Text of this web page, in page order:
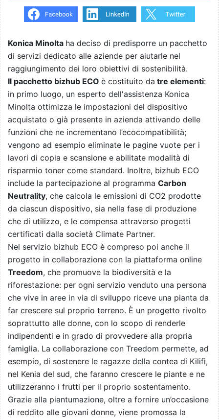
Konica Minolta ha deciso di predisporre un pacchetto
di servizi dedicato alle aziende per aiutarle nel
raggiungimento dei loro obiettivi di sostenibilità.
Il pacchetto bizhub ECO è costituito da tre elementi:
in primo luogo, un esperto dell'assistenza Konica
Minolta ottimizza le impostazioni del dispositivo
acquistato o già presente in azienda attivando delle
funzioni che ne incrementano l’ecocompatibilità;
vengono ad esempio eliminate le pagine vuote per i
lavori di copia e scansione e abilitate modalità di
risparmio toner come standard. Inoltre, bizhub ECO
include la partecipazione al programma Carbon
Neutrality, che calcola le emissioni di CO2 prodotte
da ciascun dispositivo, sia nella fase di produzione
che di utilizzo, e le compensa attraverso progetti
certificati dalla società Climate Partner.
Nel servizio bizhub ECO è compreso poi anche il
progetto in collaborazione con la piattaforma online
Treedom, che promuove la biodiversità e la
riforestazione: per ogni servizio venduto una persona
che vive in aree in via di sviluppo riceve una pianta da
far crescere sul proprio terreno. È un progetto rivolto
soprattutto alle donne, con lo scopo di renderle
indipendenti e in grado di provvedere alla propria
famiglia. La collaborazione con Treedom permette, ad
esempio, di sostenere le ragazze della contea di Kilifi,
nel Kenia del sud, che faranno crescere le piante e ne
utilizzeranno i frutti per il proprio sostentamento.
Grazie alla piantumazione, oltre a fornire un’occasione
di reddito alle giovani donne, viene promossa la